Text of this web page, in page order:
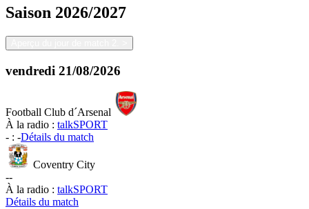
Saison 2026/2027
vendredi 21/08/2026
Football Club d´Arsenal
À la radio : talkSPORT
- : -Détails du match
Coventry City
--
À la radio : talkSPORT
Détails du match